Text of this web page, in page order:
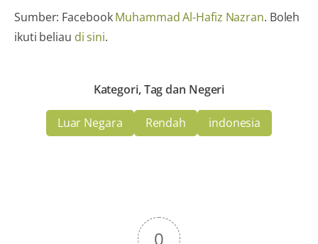
Sumber: FacebookMuhammad Al-Hafiz Nazran. Boleh
ikuti beliau di sini.
Kategori, Tag dan Negeri
Luar Negara Rendah indonesia
0